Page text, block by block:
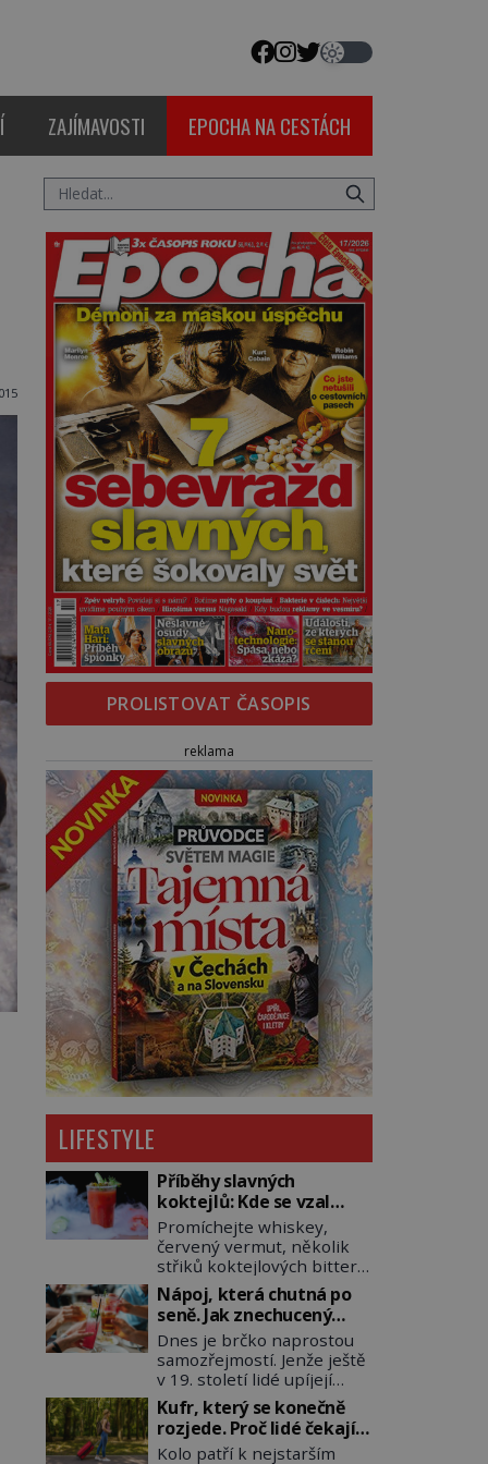
ZAJÍMAVOSTI EPOCHA NA CESTÁCH
PROLISTOVAT ČASOPIS
reklama
LIFESTYLE
Příběhy slavných
koktejlů: Kde se vzal
Manhattan a Bloody
Mary?
Promíchejte whiskey,
červený vermut, několik
střiků koktejlových bitters
a led, sceďte, ozdobte
koktejlovou třešinkou a
tadá… Manhattan je tu! A
pokud to má být skutečně
on, dejte si pozor, ať místo
klasické americké rye
whiskey či klidně
bourbonu nepoužijete
skotskou whisku. Co se
Nápoj, která chutná po
seně. Jak znechucený
Američan vymyslel brčko
Dnes je brčko naprostou
samozřejmostí. Jenže ještě
v 19. století lidé upíjejí
limonády i koktejly dutými
stébly žita nebo žitné
slámy. Fungují sice dobře,
mají ale jednu
Kufr, který se konečně
rozjede. Proč lidé čekají
na kolečka téměř pět
Kolo patří k nejstarším